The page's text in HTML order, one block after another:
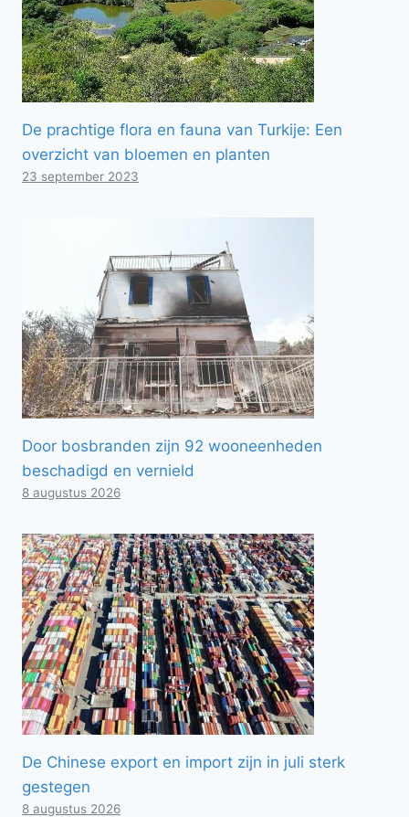
De prachtige flora en fauna van Turkije: Een
overzicht van bloemen en planten
23 september 2023
Door bosbranden zijn 92 wooneenheden
beschadigd en vernield
8 augustus 2026
De Chinese export en import zijn in juli sterk
gestegen
8 augustus 2026